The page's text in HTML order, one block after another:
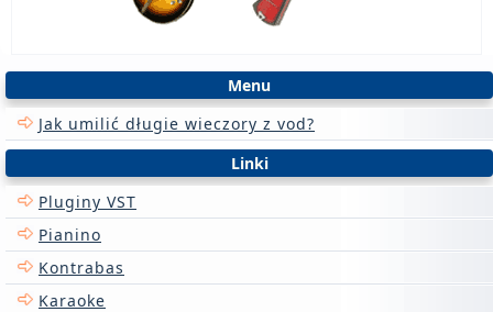
Menu
Jak umilić długie wieczory z vod?
Linki
Pluginy VST
Pianino
Kontrabas
Karaoke